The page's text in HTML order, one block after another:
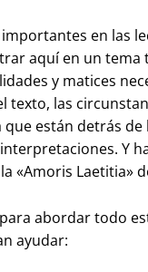
en las
aquí en un tema
y matices
texto, las
están detrás
Y
«Amoris Laetitia»
abordar todo
ayudar: